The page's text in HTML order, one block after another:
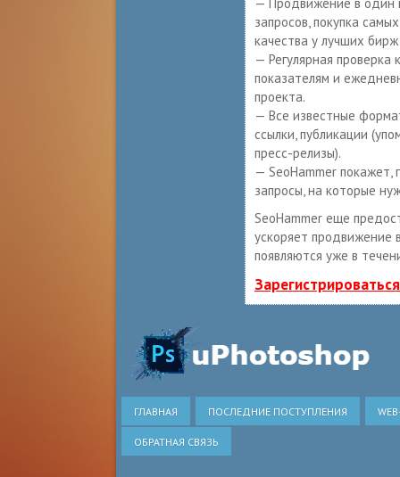
— Продвижение в один
запросов, покупка
качества у лучших бирж
— Регулярная проверка
показателям и
проекта.
— Все известные
ссылки, публикации
пресс-релизы).
— SeoHammer покажет,
запросы, на которые
SeoHammer еще
ускоряет продвижение
появляются уже в
ГЛАВНАЯ ПОСЛЕДНИЕ ПОСТУПЛЕНИЯ
ОБРАТНАЯ СВЯЗЬ